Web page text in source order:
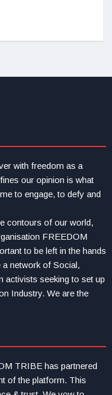
with freedom as a
our opinion is what
to engage, to defy and
contours of our world,
FREEDOM
to be left in the hands
network of Social,
activists seeking to set up
Industry. We are the
TRIBE has partnered
of the platform. This